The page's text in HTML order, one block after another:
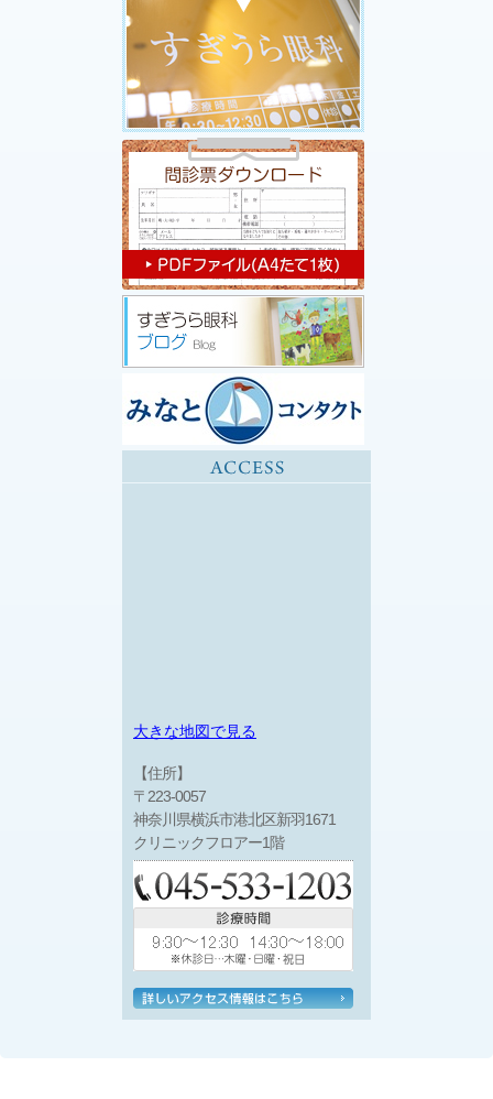
大きな地図で見る
【住所】
〒223-0057
神奈川県横浜市港北区新羽1671
クリニックフロアー1階